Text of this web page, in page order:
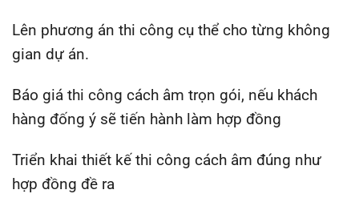
Lên phương án thi công cụ thể cho từng không
gian dự án.
Báo giá thi công cách âm trọn gói, nếu khách
hàng đống ý sẽ tiến hành làm hợp đồng
Triển khai thiết kế thi công cách âm đúng như
hợp đồng đề ra